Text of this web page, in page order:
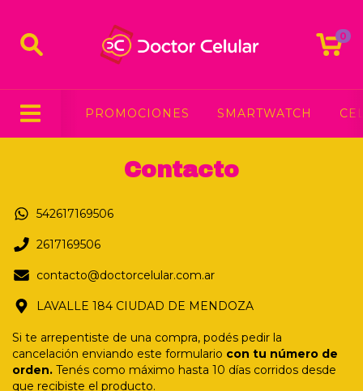
0
PROMOCIONES SMARTWATCH
Contacto
542617169506
2617169506
contacto@doctorcelular.com.ar
LAVALLE 184 CIUDAD DE MENDOZA
Si te arrepentiste de una compra, podés pedir la
cancelación enviando este formulario con tu número de
orden. Tenés como máximo hasta 10 días corridos desde
que recibiste el producto.